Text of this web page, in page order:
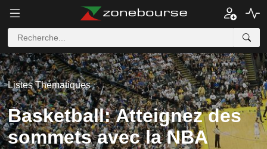
Listes Thématiques
Basketball: Atteignez des
sommets avec la NBA